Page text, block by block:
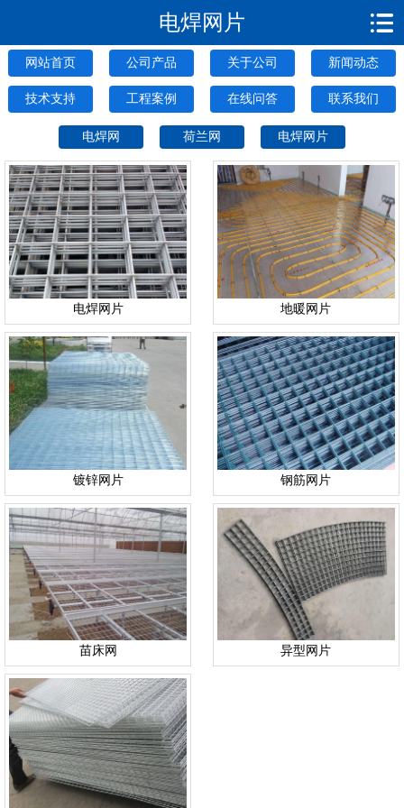
安平县腾顺电焊网厂
网站首页 公司产品 关于公司 新闻动态
技术支持 工程案例 在线问答 联系我们
电焊网 荷兰网 电焊网片
电焊网片
电焊网片 地暖网片
镀锌网片 钢筋网片
苗床网 异型网片